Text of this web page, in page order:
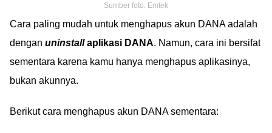
Sumber foto: Emtek
Cara paling mudah untuk menghapus akun DANA adalah
dengan uninstallaplikasi DANA. Namun, cara ini bersifat
sementara karena kamu hanya menghapus aplikasinya,
bukan akunnya.
Berikut cara menghapus akun DANA sementara: